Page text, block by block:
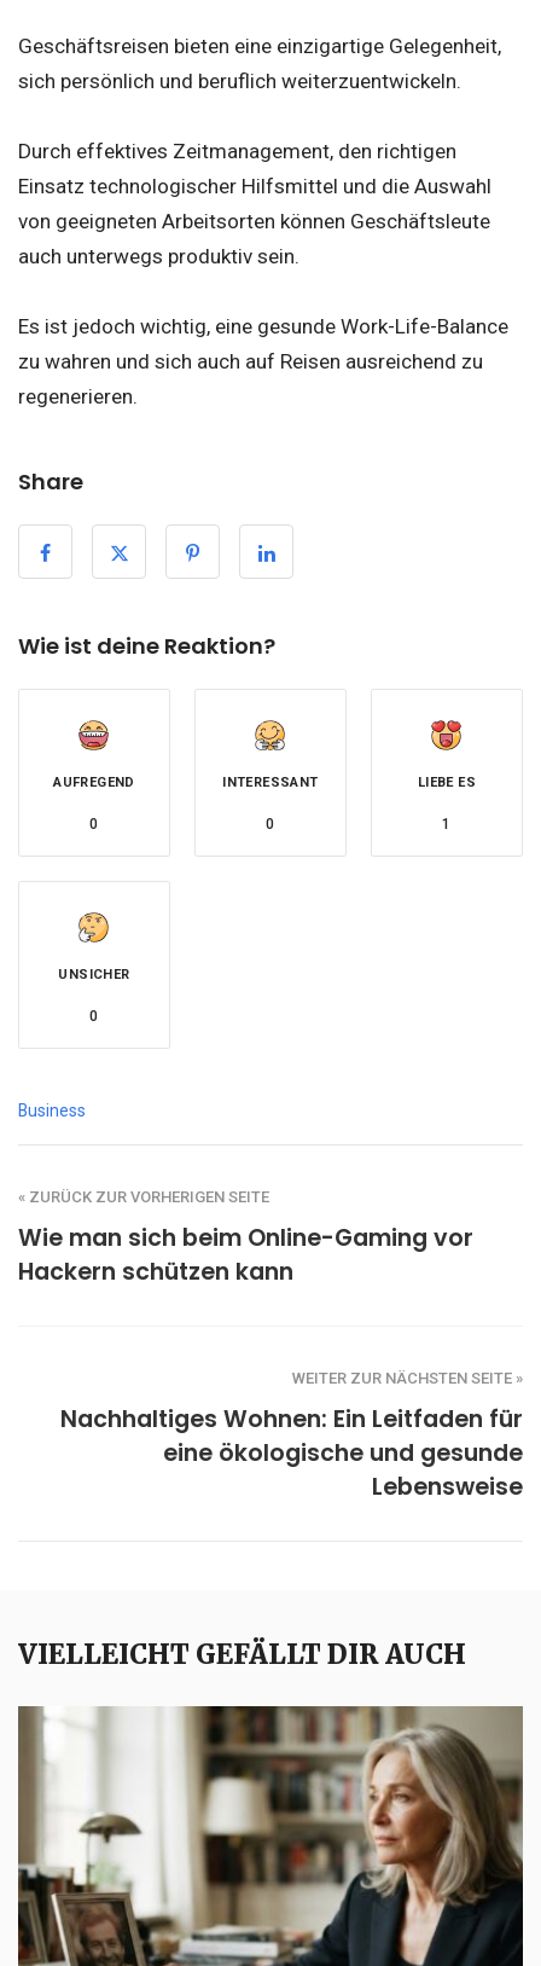
Geschäftsreisen bieten eine einzigartige Gelegenheit,
sich persönlich und beruflich weiterzuentwickeln.
Durch effektives Zeitmanagement, den richtigen
Einsatz technologischer Hilfsmittel und die Auswahl
von geeigneten Arbeitsorten können Geschäftsleute
auch unterwegs produktiv sein.
Es ist jedoch wichtig, eine gesunde Work-Life-Balance
zu wahren und sich auch auf Reisen ausreichend zu
regenerieren.
Share
Wie ist deine Reaktion?
AUFREGEND
0
INTERESSANT
0
LIEBE ES
1
UNSICHER
0
Business
« ZURÜCK ZUR VORHERIGEN SEITE
Wie man sich beim Online-Gaming vor
Hackern schützen kann
WEITER ZUR NÄCHSTEN SEITE »
Nachhaltiges Wohnen: Ein Leitfaden für
eine ökologische und gesunde
Lebensweise
VIELLEICHT GEFÄLLT DIR AUCH